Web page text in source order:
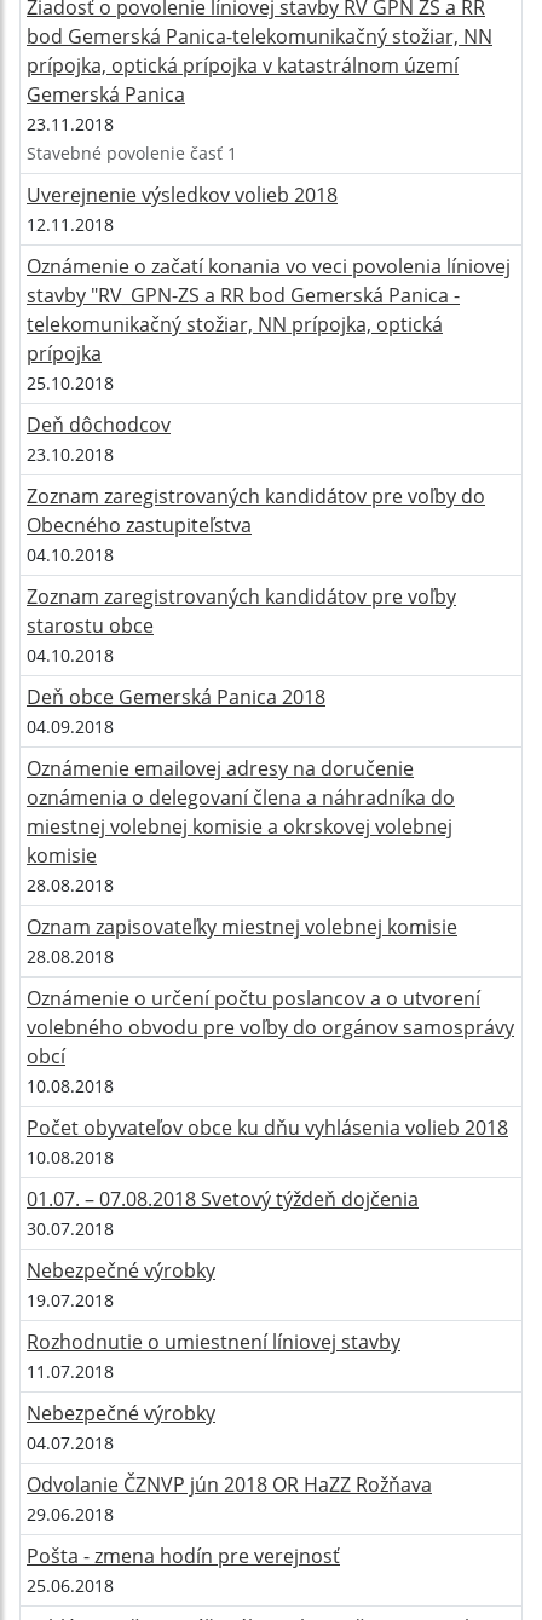
Žiadosť o povolenie líniovej stavby RV GPN ZS a RR
bod Gemerská Panica-telekomunikačný stožiar, NN
prípojka, optická prípojka v katastrálnom území
Gemerská Panica
23.11.2018
Stavebné povolenie časť 1
Uverejnenie výsledkov volieb 2018
12.11.2018
Oznámenie o začatí konania vo veci povolenia líniovej
stavby "RV_GPN-ZS a RR bod Gemerská Panica -
telekomunikačný stožiar, NN prípojka, optická
prípojka
25.10.2018
Deň dôchodcov
23.10.2018
Zoznam zaregistrovaných kandidátov pre voľby do
Obecného zastupiteľstva
04.10.2018
Zoznam zaregistrovaných kandidátov pre voľby
starostu obce
04.10.2018
Deň obce Gemerská Panica 2018
04.09.2018
Oznámenie emailovej adresy na doručenie
oznámenia o delegovaní člena a náhradníka do
miestnej volebnej komisie a okrskovej volebnej
komisie
28.08.2018
Oznam zapisovateľky miestnej volebnej komisie
28.08.2018
Oznámenie o určení počtu poslancov a o utvorení
volebného obvodu pre voľby do orgánov samosprávy
obcí
10.08.2018
Počet obyvateľov obce ku dňu vyhlásenia volieb 2018
10.08.2018
01.07. – 07.08.2018 Svetový týždeň dojčenia
30.07.2018
Nebezpečné výrobky
19.07.2018
Rozhodnutie o umiestnení líniovej stavby
11.07.2018
Nebezpečné výrobky
04.07.2018
Odvolanie ČZNVP jún 2018 OR HaZZ Rožňava
29.06.2018
Pošta - zmena hodín pre verejnosť
25.06.2018